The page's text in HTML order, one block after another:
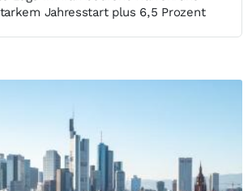
Jahresstart plus 6,5 Prozent